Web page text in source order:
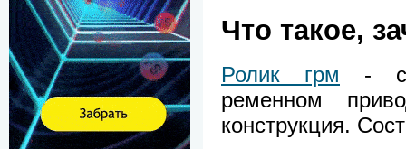
Что такое,
Ролик грм -
ременном
конструкция.